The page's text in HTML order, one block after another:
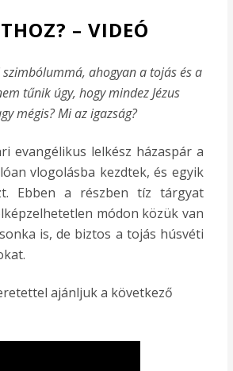
– VIDEÓ
ahogyan a tojás és a
tűnik úgy, hogy mindez Jézus
mégis? Mi az igazság?
evangélikus lelkész házaspár a
vlogolásba kezdtek, és egyik
Ebben a részben tíz tárgyat
módon közük van
is, de biztos a tojás húsvéti
ajánljuk a következő